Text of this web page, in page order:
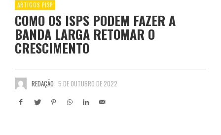
ARTIGOS PISP
COMO OS ISPS PODEM FAZER A
BANDA LARGA RETOMAR O
CRESCIMENTO
REDAÇÃO 5 DE OUTUBRO DE 2022